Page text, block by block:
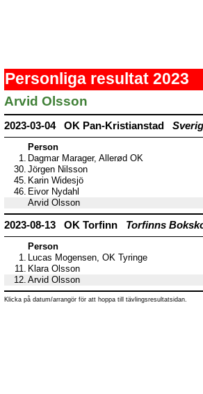
Personliga resultat 2023
Arvid Olsson
2023-03-04 OK Pan-Kristianstad
Person
1. Dagmar Marager, Allerød OK
30. Jörgen Nilsson
45. Karin Widesjö
46. Eivor Nydahl
Arvid Olsson
2023-08-13 OK Torfinn Torfinns
Person
1. Lucas Mogensen, OK Tyringe
11. Klara Olsson
12. Arvid Olsson
Klicka på datum/arrangör för att hoppa till tävlingsresultatsidan.